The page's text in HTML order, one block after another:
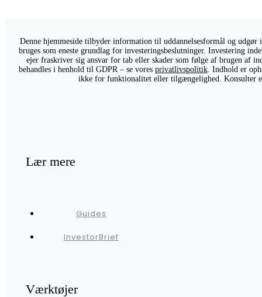
Denne hjemmeside tilbyder information til uddannelsesformål og
bruges som eneste grundlag for investeringsbeslutninger. Investering
ejer fraskriver sig ansvar for tab eller skader som følge af brugen af
behandles i henhold til GDPR – se vores privatlivspolitik. Indhold er
ikke for funktionalitet eller tilgængelighed. Konsulter
Lær mere
Guides
InvestorBrief
Værktøjer